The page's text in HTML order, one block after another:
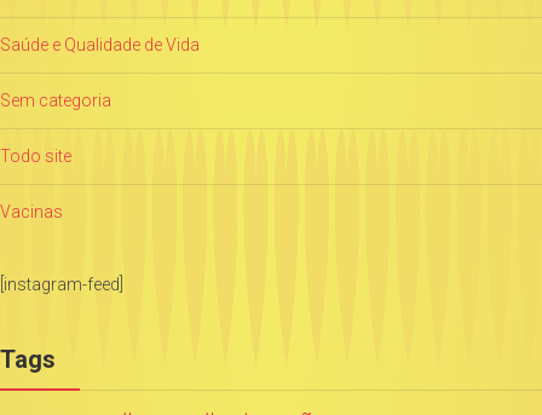
Saúde e Qualidade de Vida
Sem categoria
Todo site
Vacinas
[instagram-feed]
Tags